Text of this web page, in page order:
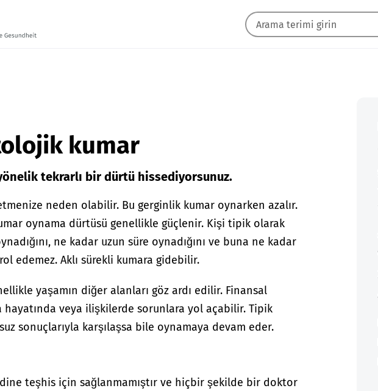
kumar
tekrarlı bir dürtü hissediyorsunuz.
neden olabilir. Bu gerginlik kumar oynarken azalır.
oynama dürtüsü genellikle güçlenir. Kişi tipik olarak
ne kadar uzun süre oynadığını ve buna ne kadar
edemez. Aklı sürekli kumara gidebilir.
yaşamın diğer alanları göz ardı edilir. Finansal
hayatında veya ilişkilerde sorunlara yol açabilir. Tipik
sonuçlarıyla karşılaşsa bile oynamaya devam eder.
teşhis için sağlanmamıştır ve hiçbir şekilde bir doktor